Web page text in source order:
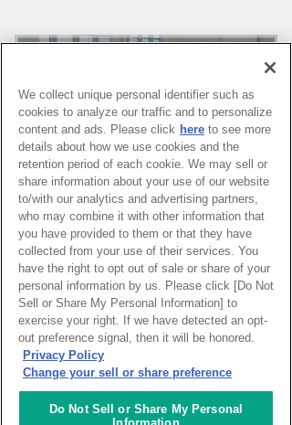
PAGE TOP
HOME > イベントカレンダー
ナレッジキャピタルを知る
We collect unique personal identifier such as
cookies to analyze our traffic and to personalize
content and ads. Please click here to see more
details about how we use cookies and the
retention period of each cookie. We may sell or
share information about your use of our website
to/with our analytics and advertising partners,
who may combine it with other information that
you have provided to them or that they have
collected from your use of their services. You
have the right to opt out of sale or share of your
personal information by us. Please click [Do Not
Sell or Share My Personal Information] to
exercise your right. If we have detected an opt-
out preference signal, then it will be honored.
Privacy Policy
Change your sell or share preference
Do Not Sell or Share My Personal